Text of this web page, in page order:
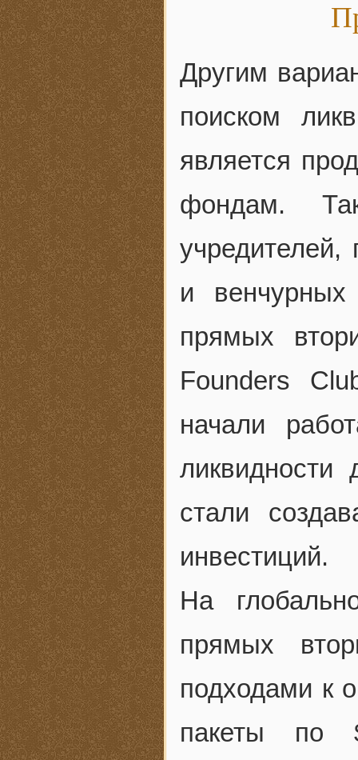
Другим
поиском
является
фондам.
учредителей,
и венчурных
прямых
Founders
начали
стали
инвестиций.
На
прямых
подходами к
пакеты по